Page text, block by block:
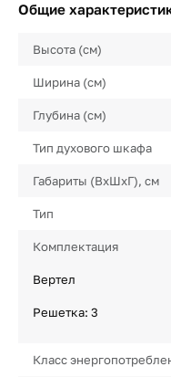
Общие
Высота (см)
Ширина (см)
Глубина (см)
Тип духового шкафа
Габариты (ВхШхГ), см
Тип
Комплектация
Вертел
Решетка: 3
Класс